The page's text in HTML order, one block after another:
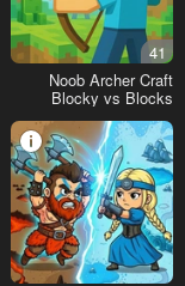
41
Noob Archer Craft
Blocky vs Blocks
Monsters